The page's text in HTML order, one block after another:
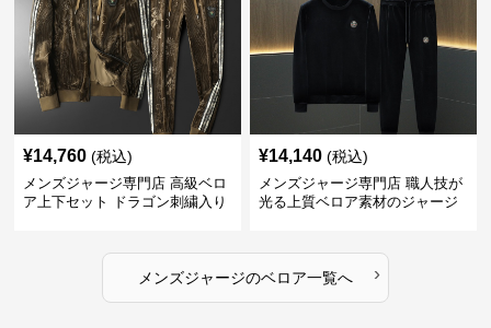
¥14,760 (税込)
メンズジャージ専門店 高級ベロ
ア上下セット ドラゴン刺繍入り
¥14,140 (税込)
メンズジャージ専門店 職人技が
光る上質ベロア素材のジャージ
メンズジャージのベロア一覧へ ›